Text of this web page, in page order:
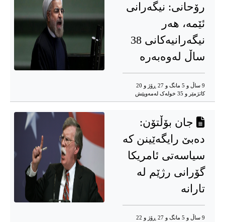
رۆحانی: نیگەرانی
ئێمە، هەر
نیگەرانیەکانی 38
ساڵ لەوەبەرە
9 ساڵ و 5 مانگ و 27 ڕۆژ و 20
کاتژمێر و 35 خوله‌ک له‌مه‌وپێش‌
جان بۆڵتۆن:
دەبێ رایگەێینن کە
سیاسەتی ئامریکا
گۆرانی رژێم لە
تارانە
9 ساڵ و 5 مانگ و 27 ڕۆژ و 22